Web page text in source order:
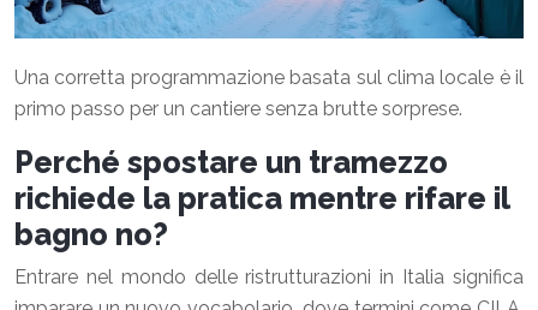
Una corretta programmazione basata sul clima locale è il
primo passo per un cantiere senza brutte sorprese.
Perché spostare un tramezzo
richiede la pratica mentre rifare il
bagno no?
Entrare nel mondo delle ristrutturazioni in Italia significa